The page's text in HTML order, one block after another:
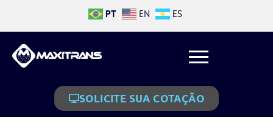
PT EN ES
SOLICITE SUA COTAÇÃO